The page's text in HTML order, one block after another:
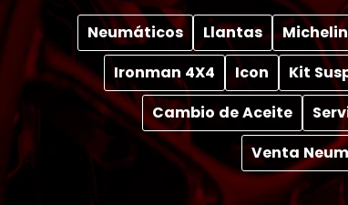
Neumáticos Llantas Michelin
Ironman 4X4
Icon Kit
Cambio de Aceite
Venta